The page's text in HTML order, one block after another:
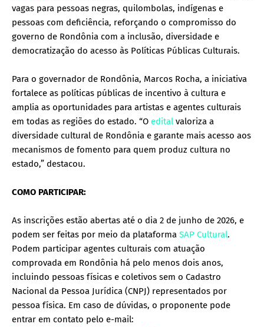
vagas para pessoas negras, quilombolas, indígenas e
pessoas com deficiência, reforçando o compromisso do
governo de Rondônia com a inclusão, diversidade e
democratização do acesso às Políticas Públicas Culturais.
Para o governador de Rondônia, Marcos Rocha, a iniciativa
fortalece as políticas públicas de incentivo à cultura e
amplia as oportunidades para artistas e agentes culturais
em todas as regiões do estado. “O edital valoriza a
diversidade cultural de Rondônia e garante mais acesso aos
mecanismos de fomento para quem produz cultura no
estado,” destacou.
COMO PARTICIPAR:
As inscrições estão abertas até o dia 2 de junho de 2026, e
podem ser feitas por meio da plataforma SAP Cultural.
Podem participar agentes culturais com atuação
comprovada em Rondônia há pelo menos dois anos,
incluindo pessoas físicas e coletivos sem o Cadastro
Nacional da Pessoa Jurídica (CNPJ) representados por
pessoa física. Em caso de dúvidas, o proponente pode
entrar em contato pelo e-mail: